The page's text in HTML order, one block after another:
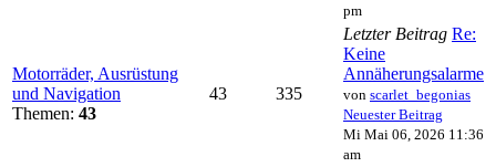
pm
Motorräder, Ausrüstung
und Navigation
Themen: 43
43 335
Letzter Beitrag Re:
Keine
Annäherungsalarme
von scarlet_begonias
Neuester Beitrag
Mi Mai 06, 2026 11:36
am